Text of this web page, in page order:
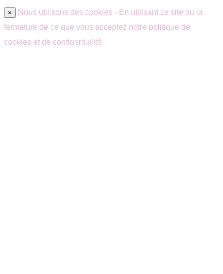
Hôtel Restaurant Quarré-les-Tombes –
×
Nous utilisons des cookies - En utilisant ce site ou la
fermeture de ce que vous acceptez notre politique de
cookies et de confidentialité